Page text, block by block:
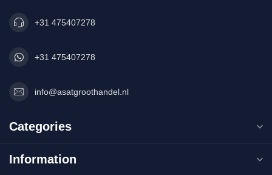
+31 475407278
+31 475407278
info@asatgroothandel.nl
Categories
Information